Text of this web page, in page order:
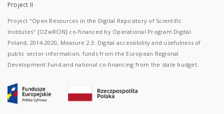
Project II
Project "Open Resources in the Digital Repository of Scientific
Institutes" [OZwRCIN] co-financed by Operational Program Digital
Poland, 2014-2020, Measure 2.3: Digital accessibility and usefulness of
public sector information; funds from the European Regional
Development Fund and national co-financing from the state budget.